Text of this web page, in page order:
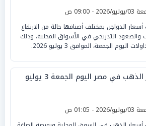
- 09:00 ص
الدواجن بمختلف أصنافها حالة من الارتفاع
والصعود التدريجي في الأسواق المحلية، وذلك
اليوم الجمعة، الموافق 3 يوليو 2026.
أسعار الذهب في مصر اليوم الجمعة 3 يوليو
- 01:05 ص